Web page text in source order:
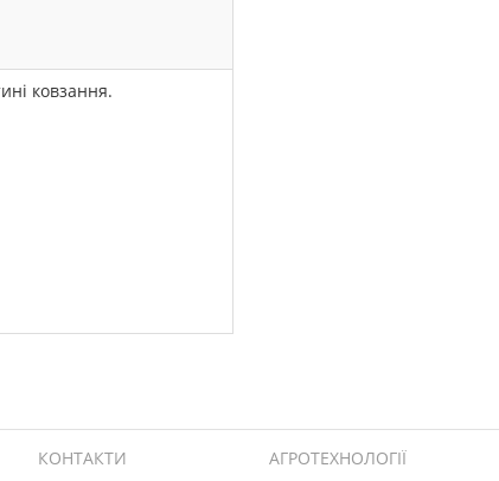
ковзання.
КОНТАКТИ
АГРОТЕХНОЛОГІЇ